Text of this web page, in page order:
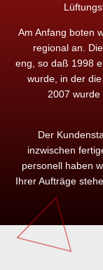
Am Anfang boten
regional an.
eng, so daß 1998
wurde, in der
2007 wurde
Der
inzwischen
personell haben
Ihrer Aufträge